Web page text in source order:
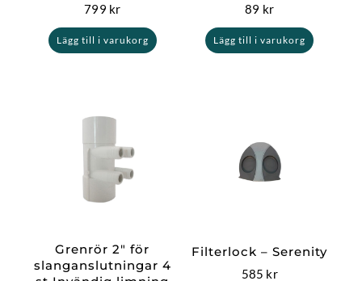
799 kr
Lägg till i varukorg
89 kr
Lägg till i varukorg
Grenrör 2″ för
slanganslutningar 4
Filterlock – Serenity
585 kr